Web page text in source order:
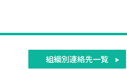
組織別連絡先一覧